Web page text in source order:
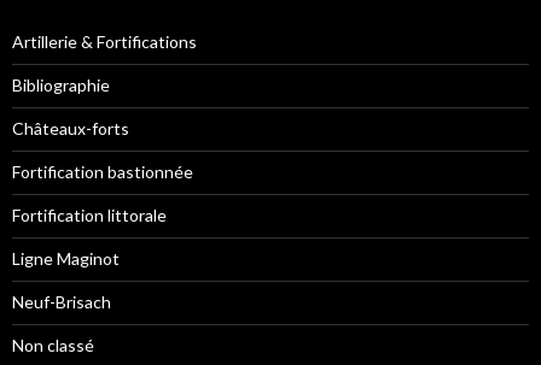
Artillerie & Fortifications
Bibliographie
Châteaux-forts
Fortification bastionnée
Fortification littorale
Ligne Maginot
Neuf-Brisach
Non classé